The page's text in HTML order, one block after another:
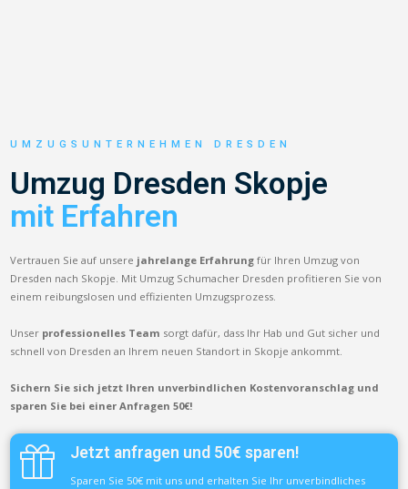
UMZUGSUNTERNEHMEN DRESDEN
Umzug Dresden Skopje
mit Erfahren
Vertrauen Sie auf unsere jahrelange Erfahrung für Ihren Umzug von
Dresden nach Skopje. Mit Umzug Schumacher Dresden profitieren Sie von
einem reibungslosen und effizienten Umzugsprozess.
Unser professionelles Team sorgt dafür, dass Ihr Hab und Gut sicher und
schnell von Dresden an Ihrem neuen Standort in Skopje ankommt.
Sichern Sie sich jetzt Ihren unverbindlichen Kostenvoranschlag und
sparen Sie bei einer Anfragen 50€!
Jetzt anfragen und 50€ sparen!
Sparen Sie 50€ mit uns und erhalten Sie Ihr unverbindliches